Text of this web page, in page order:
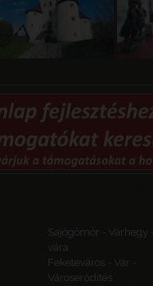
Sajógömör - Várhegy
vára
Feketeváros - Vár -
Városerődítés